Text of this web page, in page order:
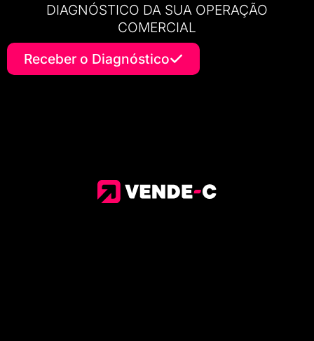
DIAGNÓSTICO DA SUA OPERAÇÃO
COMERCIAL
Receber o Diagnóstico